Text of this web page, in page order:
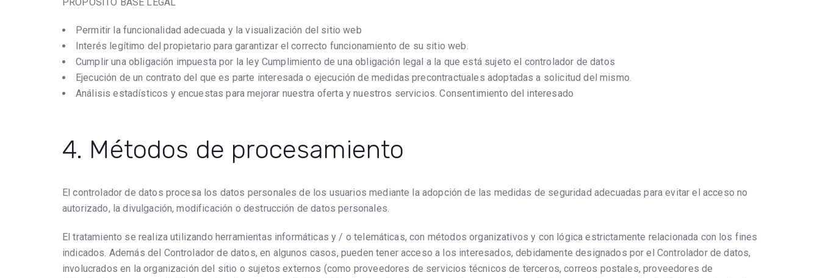
Permitir la funcionalidad adecuada y la visualización del sitio web
Interés legítimo del propietario para garantizar el correcto funcionamiento de su sitio web.
Cumplir una obligación impuesta por la ley Cumplimiento de una obligación legal a la que está sujeto el controlador de datos
Ejecución de un contrato del que es parte interesada o ejecución de medidas precontractuales adoptadas a solicitud del mismo.
Análisis estadísticos y encuestas para mejorar nuestra oferta y nuestros servicios. Consentimiento del interesado
4. Métodos de procesamiento
El controlador de datos procesa los datos personales de los usuarios mediante la adopción de las medidas de seguridad adecuadas para evitar el acceso no
autorizado, la divulgación, modificación o destrucción de datos personales.
El tratamiento se realiza utilizando herramientas informáticas y / o telemáticas, con métodos organizativos y con lógica estrictamente relacionada con los fines
indicados. Además del Controlador de datos, en algunos casos, pueden tener acceso a los interesados, debidamente designados por el Controlador de datos,
involucrados en la organización del sitio o sujetos externos (como proveedores de servicios técnicos de terceros, correos postales, proveedores de